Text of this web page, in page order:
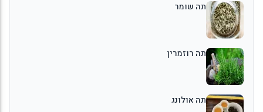
תה שומר
תה רוזמרין
תה אולונג